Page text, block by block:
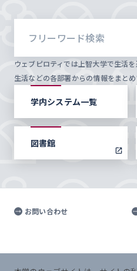
ウェブピロティでは上智大学で生活
生活などの各部署からの情報をまとめ
学内システム一覧
図書館
お問い合わせ